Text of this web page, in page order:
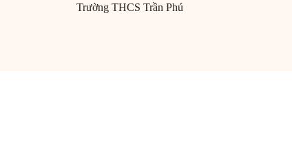
Trường THCS Trần Phú